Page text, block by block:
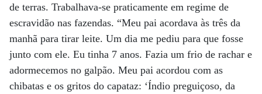
de terras. Trabalhava-se praticamente em regime de
escravidão nas fazendas. “Meu pai acordava às três da
manhã para tirar leite. Um dia me pediu para que fosse
junto com ele. Eu tinha 7 anos. Fazia um frio de rachar e
adormecemos no galpão. Meu pai acordou com as
chibatas e os gritos do capataz: ‘Índio preguiçoso, da